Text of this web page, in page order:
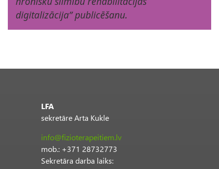
digitalizācija” publicēšanu.
LFA
sekretāre Arta Kukle
info@fizioterapeitiem.lv
mob.: +371 28732773
Sekretāra darba laiks: